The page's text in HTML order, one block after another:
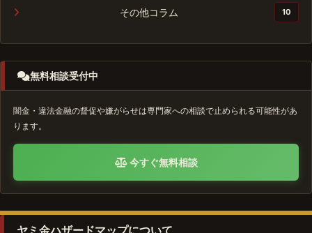
その他コラム 10
無料相談受付中
闇金・違法金融の督促や嫌がらせは専門家への相談で止められる可能性があ
ります。
今すぐ無料相談
ヤミ金ハザードマップについて